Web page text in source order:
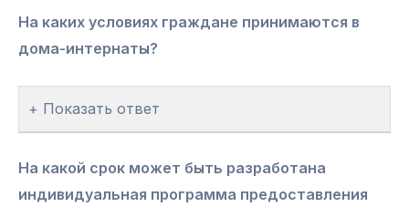
На каких условиях граждане принимаются в
дома-интернаты?
Показать ответ
На какой срок может быть разработана
индивидуальная программа предоставления